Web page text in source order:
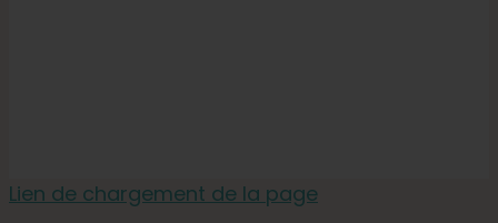
Lien de chargement de la page